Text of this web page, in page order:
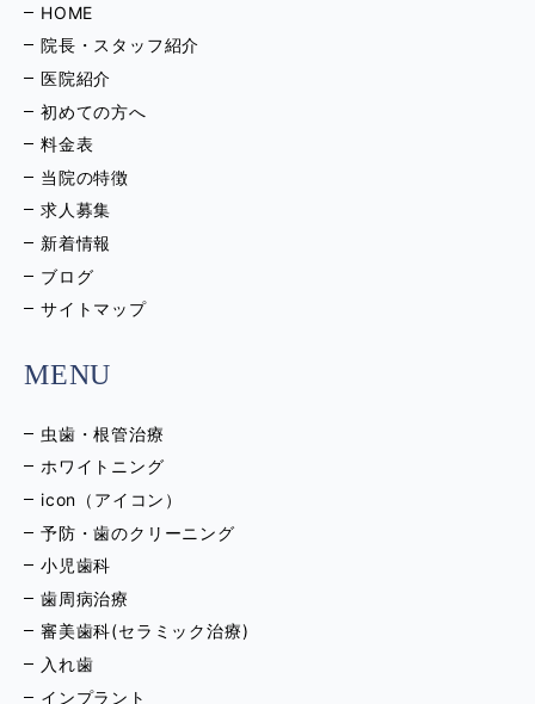
HOME
院長・スタッフ紹介
医院紹介
初めての方へ
料金表
当院の特徴
求人募集
新着情報
ブログ
サイトマップ
MENU
虫歯・根管治療
ホワイトニング
icon（アイコン）
予防・歯のクリーニング
小児歯科
歯周病治療
審美歯科(セラミック治療)
入れ歯
インプラント